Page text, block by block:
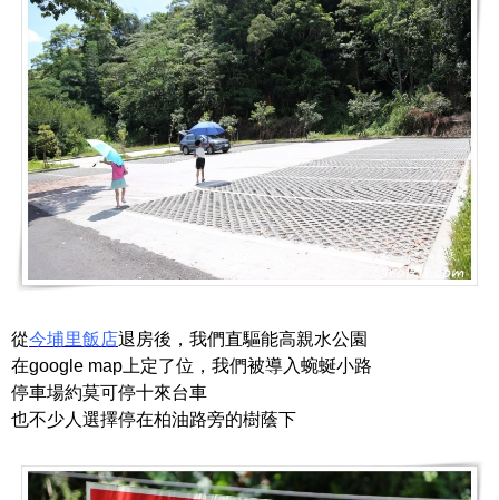
從今埔里飯店退房後，我們直驅能高親水公園
在google map上定了位，我們被導入蜿蜒小路
停車場約莫可停十來台車
也不少人選擇停在柏油路旁的樹蔭下